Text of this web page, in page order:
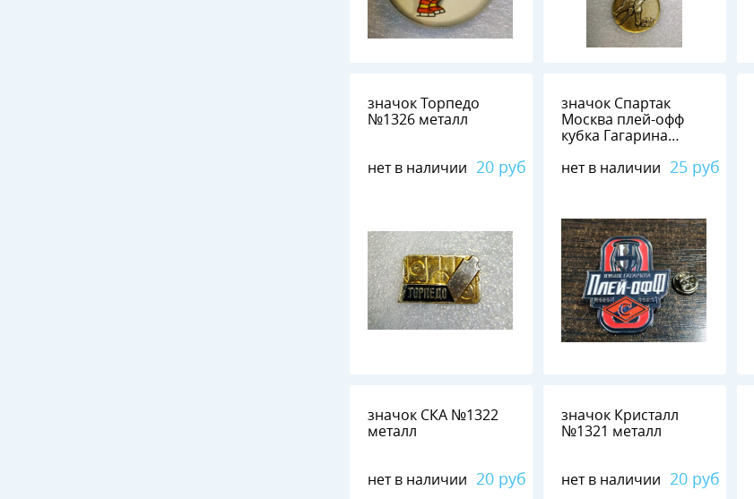
значок Торпедо
№1326 металл
нет в наличии 20 руб
значок Спартак
Москва плей-офф
кубка Гагарина
см х 2,5 см металл
нет в наличии 25 руб
значок СКА №1322
металл
нет в наличии 20 руб
значок Кристалл
№1321 металл
нет в наличии 20 руб